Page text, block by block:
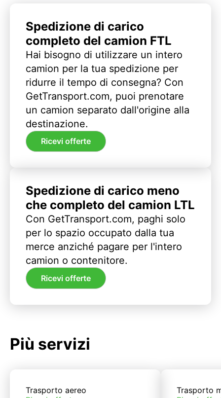
Spedizione di carico
completo del camion FTL
Hai bisogno di utilizzare un intero
camion per la tua spedizione per
ridurre il tempo di consegna? Con
GetTransport.com, puoi prenotare
un camion separato dall'origine alla
destinazione.
Ricevi offerte
Spedizione di carico meno
che completo del camion LTL
Con GetTransport.com, paghi solo
per lo spazio occupato dalla tua
merce anziché pagare per l'intero
camion o contenitore.
Ricevi offerte
Più servizi
Trasporto aereo
Trasporto